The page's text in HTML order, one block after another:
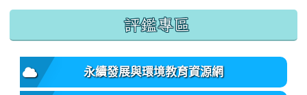
:::
評鑑專區
永續發展與環境教育資源網